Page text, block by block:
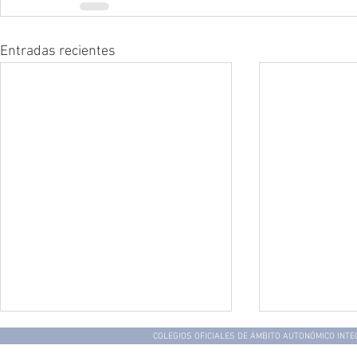
Entradas recientes
COLEGIOS OFICIALES DE ÁMBITO AUTONÓMICO